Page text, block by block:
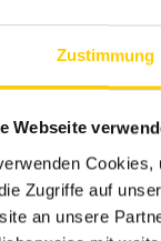
Zustimmung
Webseite
Cookies,
Zugriffe auf
an unsere